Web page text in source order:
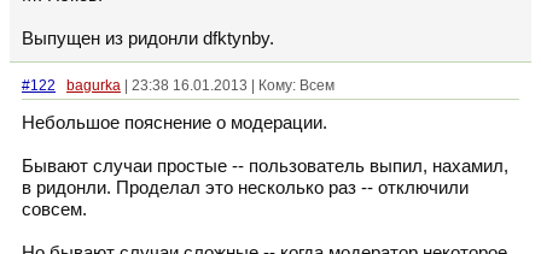
Выпущен из ридонли dfktynby.
#122 bagurka | 23:38 16.01.2013 | Кому: Всем
Небольшое пояснение о модерации.
Бывают случаи простые -- пользователь выпил, нахамил,
в ридонли. Проделал это несколько раз -- отключили
совсем.